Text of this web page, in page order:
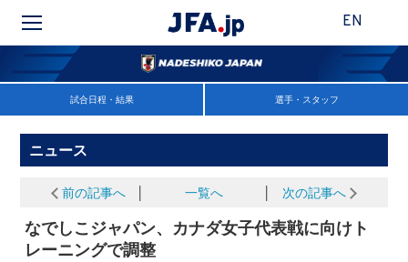
EN
試合日程・結果 選手・スタッフ
ニュース
前の記事へ 一覧へ 次の記事へ
なでしこジャパン、カナダ女子代表戦に向けト
レーニングで調整